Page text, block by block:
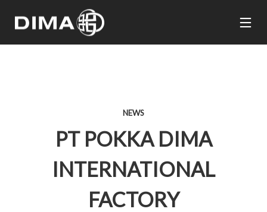
NEWS
PT POKKA DIMA
INTERNATIONAL
FACTORY